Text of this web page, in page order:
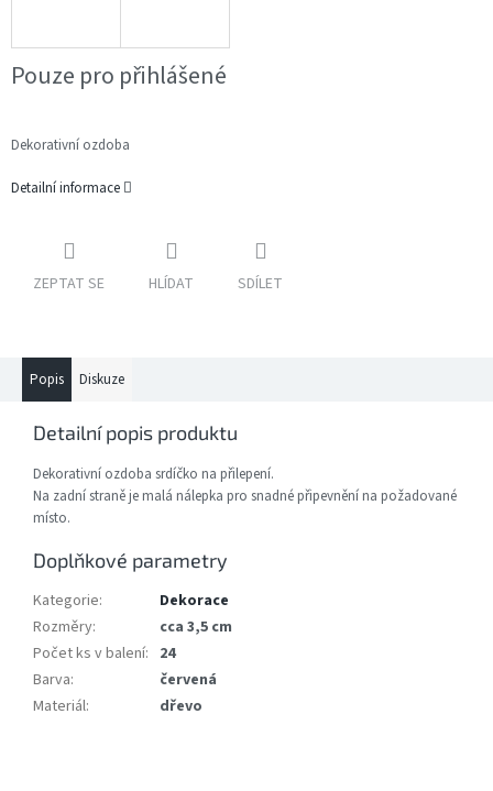
Pouze pro přihlášené
Dekorativní ozdoba
Detailní informace
ZEPTAT SE HLÍDAT SDÍLET
Popis Diskuze
Detailní popis produktu
Dekorativní ozdoba srdíčko na přilepení.
Na zadní straně je malá nálepka pro snadné připevnění na požadované
místo.
Doplňkové parametry
Kategorie:
Dekorace
Rozměry:
cca 3,5 cm
Počet ks v balení: 24
Barva:
červená
Materiál: dřevo